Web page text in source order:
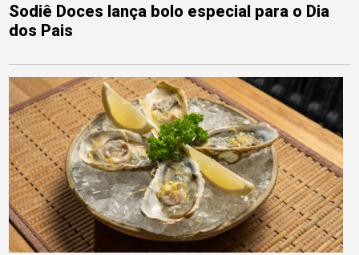
Sodiê Doces lança bolo especial para o Dia
dos Pais